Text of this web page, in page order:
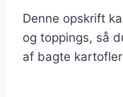
Denne opskrift
og toppings, så
af bagte